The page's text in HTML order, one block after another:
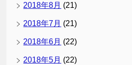
2018年8月 (21)
2018年7月 (21)
2018年6月 (22)
2018年5月 (22)